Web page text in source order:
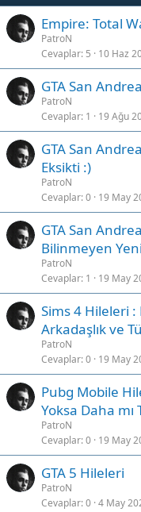
Empire: Total
PatroN
Cevaplar 5 10 Haz
GTA San
PatroN
Cevaplar 1 19 Ağu
GTA San
Eksikti :)
PatroN
Cevaplar 0 19 May
GTA San
Bilinmeyen
PatroN
Cevaplar 1 19 May
Sims 4 Hileleri :
Arkadaşlık ve
PatroN
Cevaplar 0 19 May
Pubg Mobile
Yoksa Daha mı
PatroN
Cevaplar 0 19 May
GTA 5 Hileleri
PatroN
Cevaplar 0 4 May